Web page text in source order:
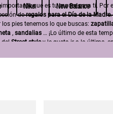
que es tu madre para ti. Por
deregalos para el Día de la Madre
pies tenemos lo que buscas:
,sandalias … ¡Lo último de esta
delStreet styley le gusta ir a la última,
,Nike,New Balance,Birkenstock…
Nike New Balance